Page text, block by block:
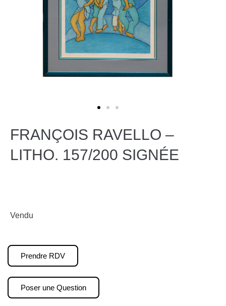
FRANÇOIS RAVELLO –
LITHO. 157/200 SIGNÉE
Vendu
Prendre RDV
Poser une Question